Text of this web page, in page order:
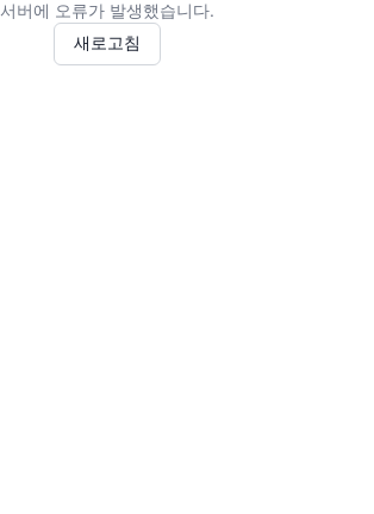
서버에 오류가 발생했습니다.
새로고침